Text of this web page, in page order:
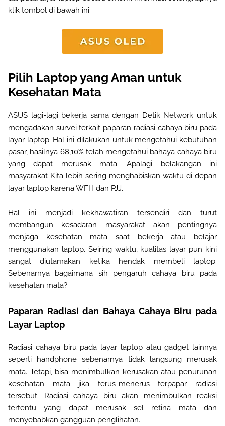
klik tombol di bawah ini.
Pilih Laptop yang Aman untuk
Kesehatan Mata
ASUS lagi-lagi bekerja sama dengan Detik Network untuk
mengadakan survei terkait paparan radiasi cahaya biru pada
layar laptop. Hal ini dilakukan untuk mengetahui kebutuhan
pasar, hasilnya 68,10% telah mengetahui bahaya cahaya biru
yang dapat merusak mata. Apalagi belakangan ini
masyarakat Kita lebih sering menghabiskan waktu di depan
layar laptop karena WFH dan PJJ.
Hal ini menjadi kekhawatiran tersendiri dan turut
membangun kesadaran masyarakat akan pentingnya
menjaga kesehatan mata saat bekerja atau belajar
menggunakan laptop. Seiring waktu, kualitas layar pun kini
sangat diutamakan ketika hendak membeli laptop.
Sebenarnya bagaimana sih pengaruh cahaya biru pada
kesehatan mata?
Paparan Radiasi dan Bahaya Cahaya Biru pada
Layar Laptop
Radiasi cahaya biru pada layar laptop atau gadget lainnya
seperti handphone sebenarnya tidak langsung merusak
mata. Tetapi, bisa menimbulkan kerusakan atau penurunan
kesehatan mata jika terus-menerus terpapar radiasi
tersebut. Radiasi cahaya biru akan menimbulkan reaksi
tertentu yang dapat merusak sel retina mata dan
menyebabkan gangguan penglihatan.